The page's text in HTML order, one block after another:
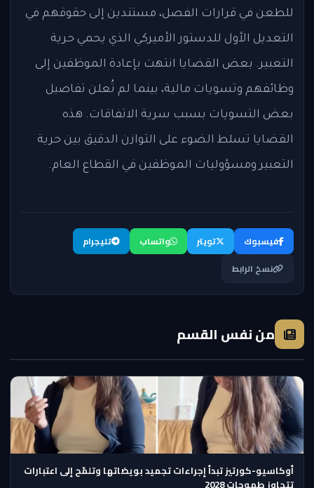
للطعن في قرارات الفصل، مستندين إلى حقوقهم في
التعديل الأول للدستور الأميركي الذي يحمي حرية
التعبير. بعض القضايا انتهت بإعادة الموظفين إلى
وظائفهم وتسويات مالية، بينما لم تُعلن تفاصيل
بعض التسويات بسبب سرية الاتفاقات. هذه
القضايا تسلط الضوء على التوازن الدقيق بين حرية
التعبير ومسؤوليات الموظفين في القطاع العام.
فيسبوك تويتر واتساب
تليجرام
نسخ الرابط
من نفس القسم
أوكاسيو-كورتيز تبدأ إجراءات تجميد بويضاتها وتلمّح إلى اعتبارات